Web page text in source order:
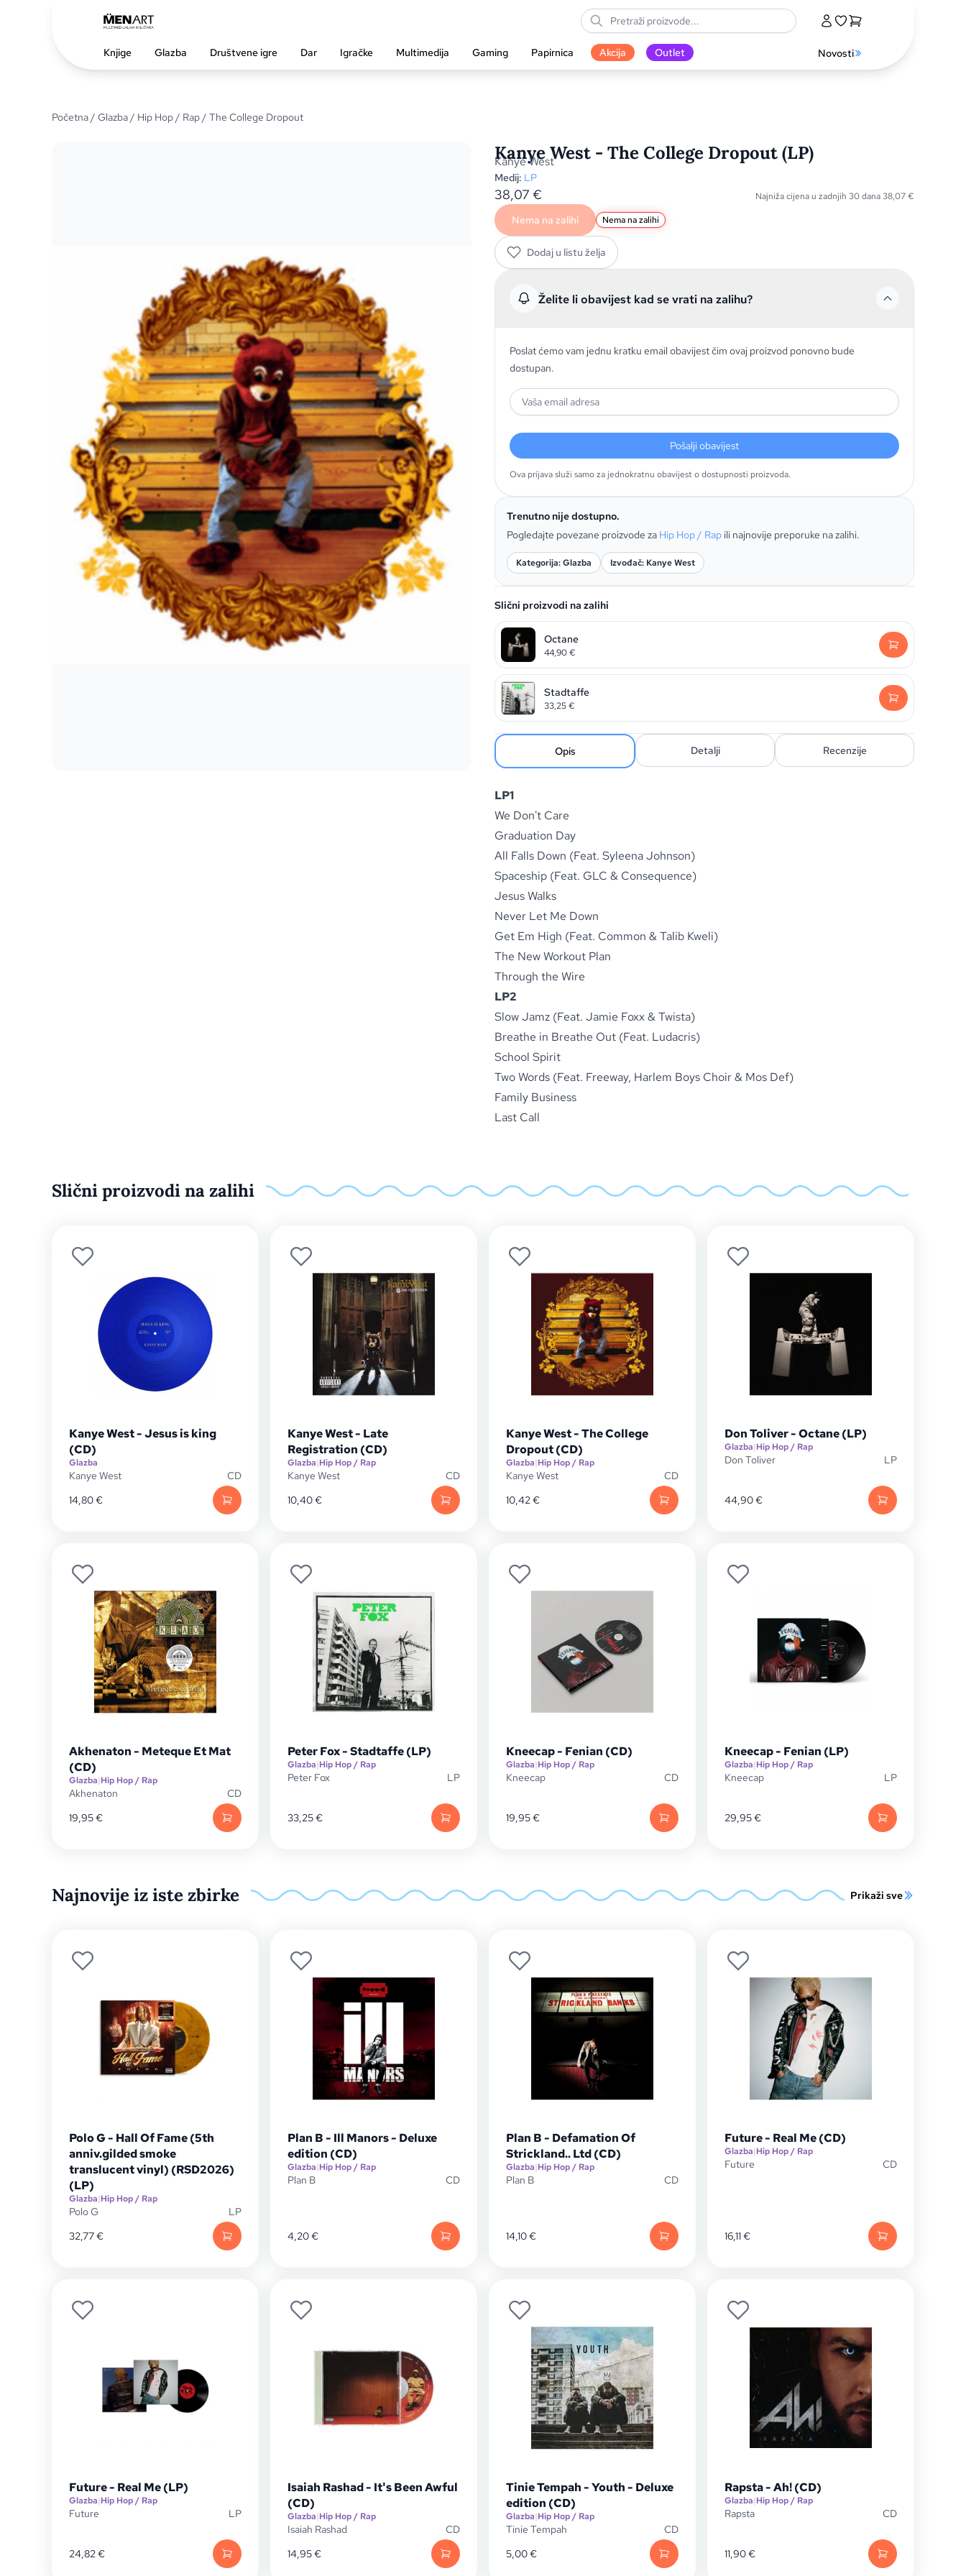
Knjige Glazba Društvene igre Dar Igračke Multimedija Gaming Papirnica Akcija Outlet Novosti
Početna/ Glazba/ Hip Hop / Rap/ The College Dropout
Kanye West - The College Dropout (LP)
Kanye West
Medij: LP
38,07 € Najniža cijena u zadnjih 30 dana38,07€
Nema na zalihi Nema na zalihi
Dodaj u listu želja
Želite li obavijest kad se vrati na zalihu?
Poslat ćemo vam jednu kratku email obavijest čim ovaj proizvod ponovno bude
dostupan.
Pošalji obavijest
Ova prijava služi samo za jednokratnu obavijest o dostupnosti proizvoda.
Trenutno nije dostupno.
Pogledajte povezane proizvode za Hip Hop / Rap ili najnovije preporuke na zalihi.
Kategorija: Glazba Izvođač: Kanye West
Slični proizvodi na zalihi
Octane
44,90€
Stadtaffe
33,25€
Opis Detalji Recenzije
LP1
We Don't Care
Graduation Day
All Falls Down (Feat. Syleena Johnson)
Spaceship (Feat. GLC & Consequence)
Jesus Walks
Never Let Me Down
Get Em High (Feat. Common & Talib Kweli)
The New Workout Plan
Through the Wire
LP2
Slow Jamz (Feat. Jamie Foxx & Twista)
Breathe in Breathe Out (Feat. Ludacris)
School Spirit
Two Words (Feat. Freeway, Harlem Boys Choir & Mos Def)
Family Business
Last Call
Slični proizvodi na zalihi
Kanye West - Jesus is king
(CD)
Glazba
Kanye West
CD
14,80€
Kanye West - Late
Registration (CD)
Glazba|Hip Hop / Rap
Kanye West
CD
10,40€
Kanye West - The College
Dropout (CD)
Glazba|Hip Hop / Rap
Kanye West
CD
10,42€
Don Toliver - Octane (LP)
Glazba|Hip Hop / Rap
Don Toliver LP
44,90€
Akhenaton - Meteque Et Mat
(CD)
Glazba|Hip Hop / Rap
Akhenaton
CD
19,95€
Peter Fox - Stadtaffe (LP)
Glazba|Hip Hop / Rap
Peter Fox LP
33,25€
Kneecap - Fenian (CD)
Glazba|Hip Hop / Rap
Kneecap CD
19,95€
Kneecap - Fenian (LP)
Glazba|Hip Hop / Rap
Kneecap LP
29,95€
Najnovije iz iste zbirke Prikaži sve
Polo G - Hall Of Fame (5th
anniv.gilded smoke
translucent vinyl) (RSD2026)
(LP)
Glazba|Hip Hop / Rap
Polo G
LP
32,77€
Plan B - Ill Manors - Deluxe
edition (CD)
Glazba|Hip Hop / Rap
Plan B CD
4,20€
Plan B - Defamation Of
Strickland.. Ltd (CD)
Glazba|Hip Hop / Rap
Plan B CD
14,10€
Future - Real Me (CD)
Glazba|Hip Hop / Rap
Future CD
16,11€
Future - Real Me (LP)
Glazba|Hip Hop / Rap
Future LP
24,82€
Isaiah Rashad - It's Been Awful
(CD)
Glazba|Hip Hop / Rap
Isaiah Rashad
CD
14,95€
Tinie Tempah - Youth - Deluxe
edition (CD)
Glazba|Hip Hop / Rap
Tinie Tempah
CD
5,00€
Rapsta - Ah! (CD)
Glazba|Hip Hop / Rap
Rapsta CD
11,90€